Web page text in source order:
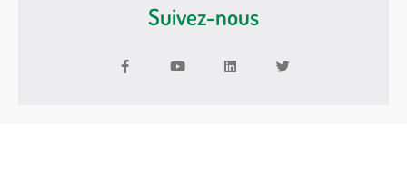
Suivez-nous